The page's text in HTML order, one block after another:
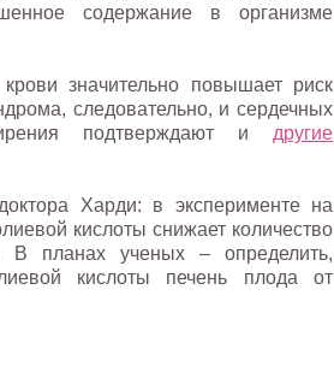
содержание в организме
значительно повышает риск
следовательно, и сердечных
подтверждают и другие
Харди: в эксперименте на
кислоты снижает количество
В планах ученых – определить,
кислоты печень плода от